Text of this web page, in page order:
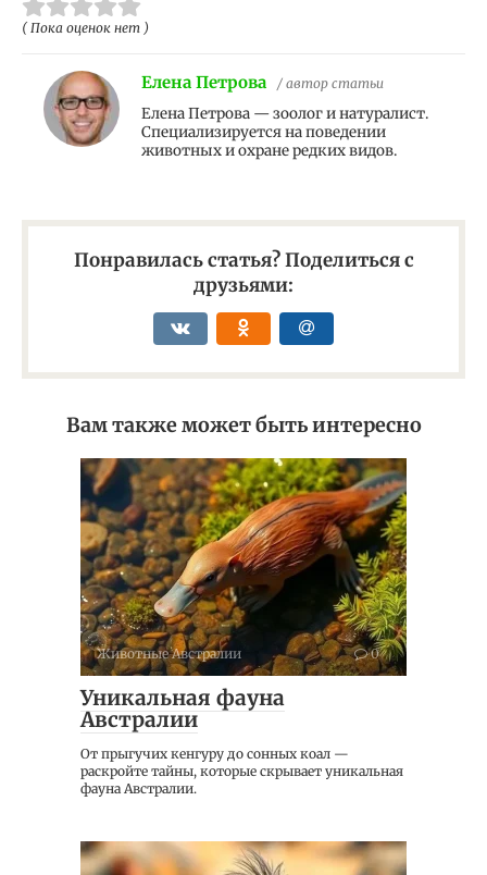
( Пока оценок нет )
Елена Петрова / автор статьи
Елена Петрова — зоолог и натуралист.
Специализируется на поведении
животных и охране редких видов.
Понравилась статья? Поделиться с
друзьями:
Вам также может быть интересно
Животные Австралии 0
Уникальная фауна
Австралии
От прыгучих кенгуру до сонных коал —
раскройте тайны, которые скрывает уникальная
фауна Австралии.